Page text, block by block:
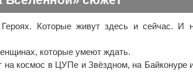
Которые живут здесь и сейчас. И
которые умеют ждать.
космос в ЦУПе и Звёздном, на Байконуре